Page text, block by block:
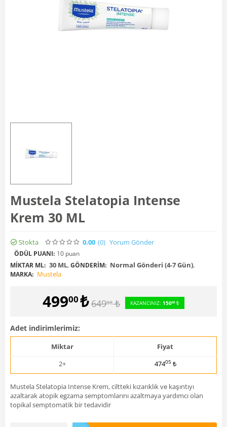
Mustela Stelatopia Intense
Krem 30 ML
Stokta 0.00 (0) Yorum Gönder
ÖDÜL PUANI: 10 puan
MIKTAR ML: 30 ML,GÖNDERIM: Normal Gönderi (4-7 Gün),
MARKA: Mustela
49900₺ 64900 ₺ KAZANCINIZ: 15000₺
Adet indirimlerimiz:
Miktar
Fiyat
2+
47405 ₺
Mustela Stelatopia Intense Krem, ciltteki kızarıklık ve kaşıntıyı
azaltarak atopik egzama semptomlarını azaltmaya yardımcı olan
topikal semptomatik bir tedavidir